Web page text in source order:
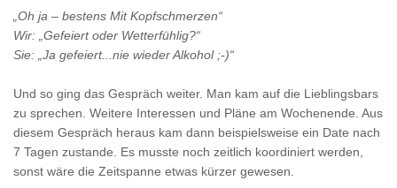
„Oh ja – bestens Mit Kopfschmerzen“
Wir: „Gefeiert oder Wetterfühlig?“
Sie: „Ja gefeiert...nie wieder Alkohol ;-)“
Und so ging das Gespräch weiter. Man kam auf die Lieblingsbars
zu sprechen. Weitere Interessen und Pläne am Wochenende. Aus
diesem Gespräch heraus kam dann beispielsweise ein Date nach
7 Tagen zustande. Es musste noch zeitlich koordiniert werden,
sonst wäre die Zeitspanne etwas kürzer gewesen.